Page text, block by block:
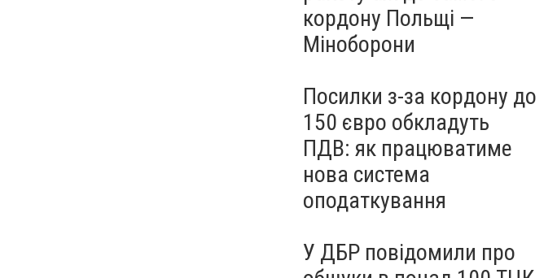
кордону Польщі —
Міноборони
Посилки з-за кордону до
150 євро обкладуть
ПДВ: як працюватиме
нова система
оподаткування
У ДБР повідомили про